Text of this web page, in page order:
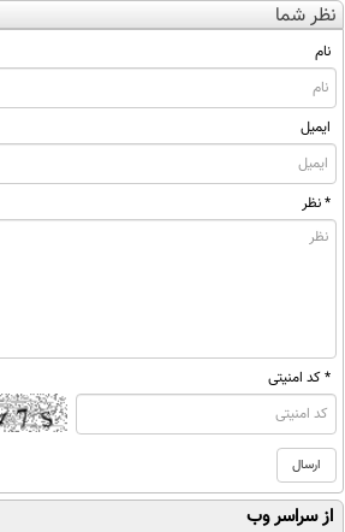
نظر شما
نام
ایمیل
* نظر
* کد امنیتی
از سراسر وب